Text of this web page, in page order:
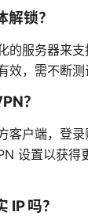
锁？
的服务器来
效，需不断测
？
客户端，登录
设置以获得
IP 吗？